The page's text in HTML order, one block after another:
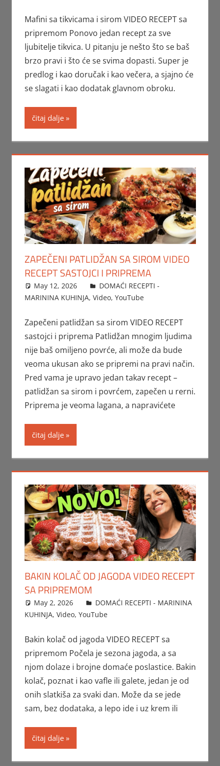
Mafini sa tikvicama i sirom VIDEO RECEPT sa
pripremom Ponovo jedan recept za sve
ljubitelje tikvica. U pitanju je nešto što se baš
brzo pravi i što će se svima dopasti. Super je
predlog i kao doručak i kao večera, a sjajno će
se slagati i kao dodatak glavnom obroku.
čitaj dalje
ZAPEČENI PATLIDŽAN SA SIROM VIDEO
RECEPT SASTOJCI I PRIPREMA
May 12, 2026 FTorgAdmin
DOMAĆI RECEPTI -
MARININA KUHINJA, Video, YouTube
Zapečeni patlidžan sa sirom VIDEO RECEPT
sastojci i priprema Patlidžan mnogim ljudima
nije baš omiljeno povrće, ali može da bude
veoma ukusan ako se pripremi na pravi način.
Pred vama je upravo jedan takav recept –
patlidžan sa sirom i povrćem, zapečen u rerni.
Priprema je veoma lagana, a napravićete
čitaj dalje
BAKIN KOLAČ OD JAGODA VIDEO RECEPT
SA PRIPREMOM
May 2, 2026 FTorgAdmin
DOMAĆI RECEPTI - MARININA
KUHINJA, Video, YouTube
Bakin kolač od jagoda VIDEO RECEPT sa
pripremom Počela je sezona jagoda, a sa
njom dolaze i brojne domaće poslastice. Bakin
kolač, poznat i kao vafle ili galete, jedan je od
onih slatkiša za svaki dan. Može da se jede
sam, bez dodataka, a lepo ide i uz krem ili
čitaj dalje